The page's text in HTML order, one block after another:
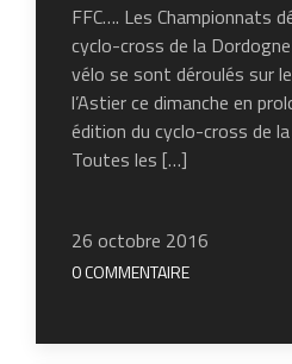
FFC…. Les Championnats
cyclo-cross de la
vélo se sont déroulés sur
l’Astier ce dimanche en
édition du cyclo-cross de la
Toutes les […]
26 octobre 2016
0 COMMENTAIRE